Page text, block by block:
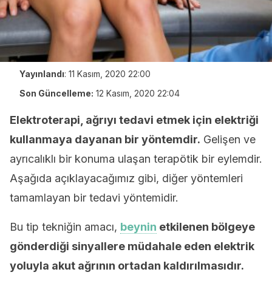
Yayınlandı: 11 Kasım, 2020 22:00
Son Güncelleme: 12 Kasım, 2020 22:04
Elektroterapi, ağrıyı tedavi etmek için elektriği
kullanmaya dayanan bir yöntemdir. Gelişen ve
ayrıcalıklı bir konuma ulaşan terapötik bir eylemdir.
Aşağıda açıklayacağımız gibi, diğer yöntemleri
tamamlayan bir tedavi yöntemidir.
Bu tip tekniğin amacı, beynin etkilenen bölgeye
gönderdiği sinyallere müdahale eden elektrik
yoluyla akut ağrının ortadan kaldırılmasıdır.